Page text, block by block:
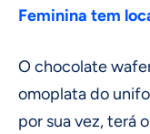
Feminina tem
O chocolate
omoplata do
por sua vez, terá